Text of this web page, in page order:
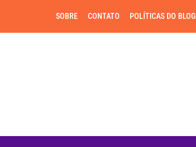
SOBRE CONTATO POLÍTICAS DO BLOG